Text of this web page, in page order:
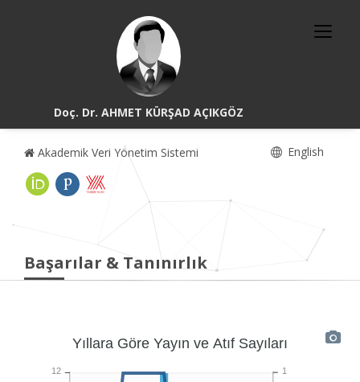
Doç. Dr. AHMET KÜRŞAD AÇIKGÖZ
Akademik Veri Yönetim Sistemi English
Başarılar & Tanınırlık
Yıllara Göre Yayın ve Atıf Sayıları
1
12